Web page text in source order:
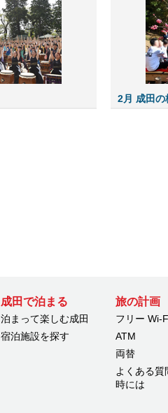
2月 成田の
成田で泊まる
泊まって楽しむ成田
宿泊施設を探す
旅の計画
フリー Wi-
ATM
両替
よくある質
時には